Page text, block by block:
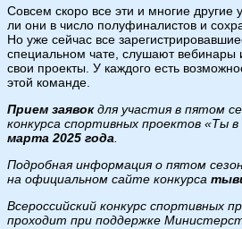
Совсем скоро все эти и многие другие
ли они в число полуфиналистов и
Но уже сейчас все
специальном чате, слушают вебинары
свои проекты. У каждого есть
этой команде.
Прием заявокдля участия в пятом
конкурса спортивных проектов «Ты
марта 2025 года.
Подробная информация о пятом
на официальном сайте конкурса
Всероссийский конкурс спортивных
проходит при поддержке